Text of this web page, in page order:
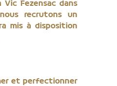
Vic Fezensac dans
recrutons un
mis à disposition
et perfectionner